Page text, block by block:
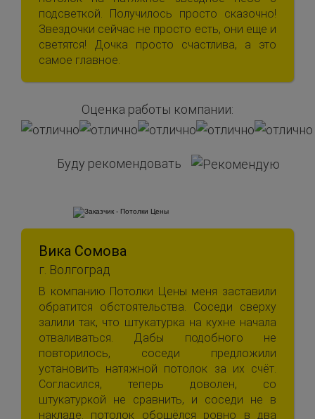
подсветкой. Получилось просто сказочно!
Звездочки сейчас не просто есть, они еще и
светятся! Дочка просто счастлива, а это
самое главное.
Оценка работы компании:
Буду рекомендовать
Вика Сомова
г. Волгоград
В компанию Потолки Цены меня заставили
обратится обстоятельства. Соседи сверху
залили так, что штукатурка на кухне начала
отваливаться. Дабы подобного не
повторилось, соседи предложили
установить натяжной потолок за их счёт.
Согласился, теперь доволен, со
штукатуркой не сравнить, и соседи не в
накладе. потолок обошёлся ровно в два